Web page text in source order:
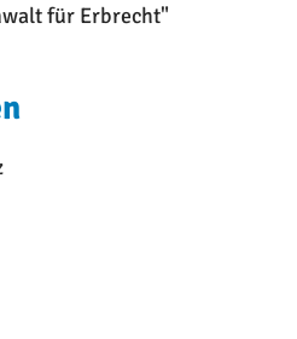
für Erbrecht"